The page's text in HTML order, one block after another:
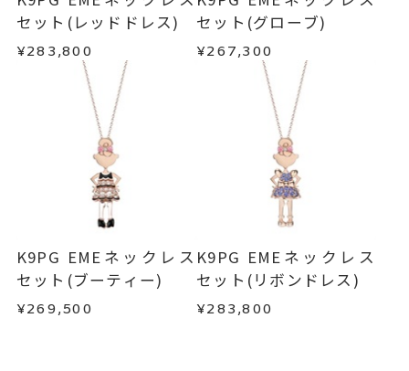
m
※フック部分 K10ピンクゴール
BODY 縦：約31mm 横：10mm
DRESS 縦：約20.7mm 横：11.5
カテゴリー
、
K18YG、
K9PG
エナメル
内を目安に発送いたします。
・受注生産となる場合： 商品ページに記載のある
目安日数を頂戴し、一から製作いたします。
※お急ぎの方はご注文前にお問い合わせくださ
い。事前に現在の納期状況を確認いたします。
お届け予定日はご注文から2営業日以内にメールに
てご案内いたします。
・お客さまのお手元で傷や汚れが発生した商品
・到着後ご連絡無く7日以上経過した商品
・刻印をお入れした商品
・販売期間が限定されている商品
・過度な交換・返品を繰り返している場合
商品の品質には万全を期しておりますが、万が一
不良品の場合、またはご注文のお品と異なる場合
は、早急に商品を交換させていただきます。
お手数ですが商品到着後7日間以内に、お電話また
はお問い合わせフォームよりご連絡ください。
この場合の返送料は弊社にて負担いたしますの
で、着払いにてご返送ください。
詳細はこちら
セット(レッドドレス)
¥283,800
セット(グローブ)
¥267,300
K9PG EMEネックレス
セット(ブーティー)
¥269,500
K9PG EMEネックレス
セット(リボンドレス)
¥283,800